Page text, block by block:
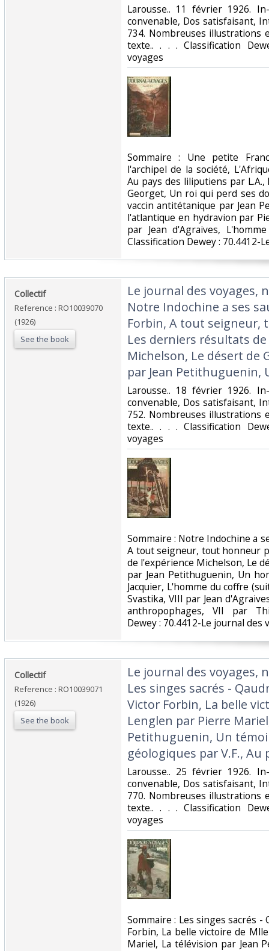
‎Larousse.. 11 février 1926.
convenable, Dos satisfaisant,
734. Nombreuses
texte.. . . . Classification
voyages‎
‎Sommaire : Une petite
l'archipel de la société,
Au pays des liliputiens par
Georget, Un roi qui perd ses
vaccin antitétanique par Jean
l'atlantique en hydravion par
par Jean d'Agraives,
Classification Dewey : 70.4412-
‎Collectif‎
Reference : RO10039070
(1926)
See the book
‎Le journal des voyages,
Notre Indochine a ses
Forbin, A tout seigneur,
Les derniers résultats
Michelson, Le désert de
par Jean Petithuguenin,
‎Larousse.. 18 février 1926.
convenable, Dos satisfaisant,
752. Nombreuses
texte.. . . . Classification
voyages‎
‎Sommaire : Notre Indochine a
A tout seigneur, tout honneur
de l'expérience Michelson, Le
par Jean Petithuguenin, Un
Jacquier, L'homme du coffre
Svastika, VIII par Jean
anthropophages, VII par
Dewey : 70.4412-Le journal des
‎Collectif‎
Reference : RO10039071
(1926)
See the book
‎Le journal des voyages,
Les singes sacrés -
Victor Forbin, La belle
Lenglen par Pierre
Petithuguenin, Un
géologiques par V.F., Au
‎Larousse.. 25 février 1926.
convenable, Dos satisfaisant,
770. Nombreuses
texte.. . . . Classification
voyages‎
‎Sommaire : Les singes sacrés
Forbin, La belle victoire de
Mariel, La télévision par Jean